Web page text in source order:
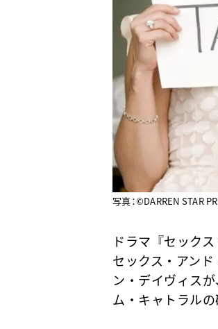
写真：©︎DARREN STAR
ドラマ『セック
セックス・アン
ン・デイヴィス
ム・キャトラル